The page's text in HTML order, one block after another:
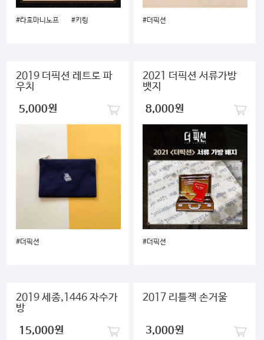
#라흐마니노프 #키링 #더픽션
2019 더픽션 레트로 파
우치
5,000원
#더픽션
2021 더픽션 서류가방
뱃지
8,000원
#더픽션
2019 세종,1446 자수가
방
15,000원
2017 리틀잭 손거울
3,000원